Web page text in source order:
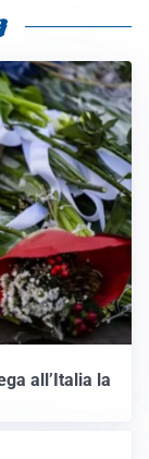
all’Italia la